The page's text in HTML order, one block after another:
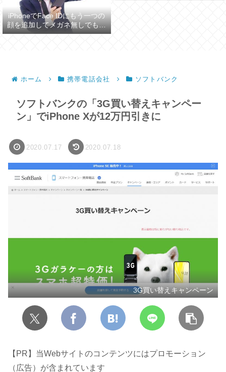
iPhoneでFace IDにもう一つの
顔を追加してメガネ無しでも認
証させる
ホーム 携帯電話会社 ソフトバンク
ソフトバンクの「3G買い替えキャンペー
ン」でiPhone Xが12万円引きに
2020.07.17 2020.07.18
3G買い替えキャンペーン
【PR】当Webサイトのコンテンツにはプロモーション
（広告）が含まれています